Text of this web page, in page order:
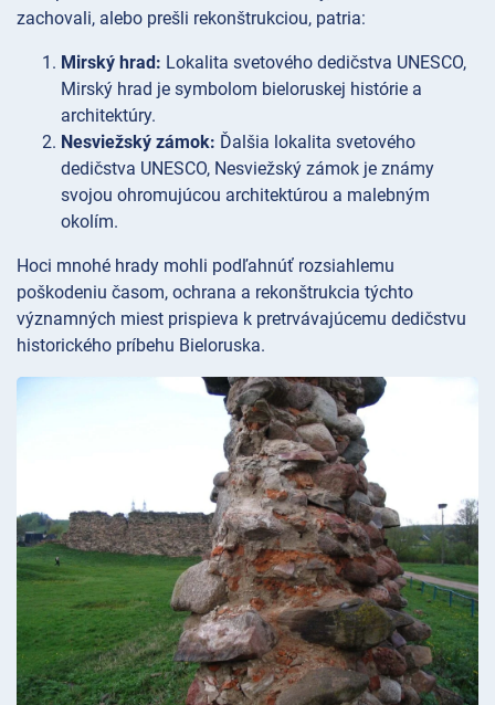
zachovali, alebo prešli rekonštrukciou, patria:
Mirský hrad: Lokalita svetového dedičstva UNESCO,
Mirský hrad je symbolom bieloruskej histórie a
architektúry.
Nesviežský zámok: Ďalšia lokalita svetového
dedičstva UNESCO, Nesviežský zámok je známy
svojou ohromujúcou architektúrou a malebným
okolím.
Hoci mnohé hrady mohli podľahnúť rozsiahlemu
poškodeniu časom, ochrana a rekonštrukcia týchto
významných miest prispieva k pretrvávajúcemu dedičstvu
historického príbehu Bieloruska.